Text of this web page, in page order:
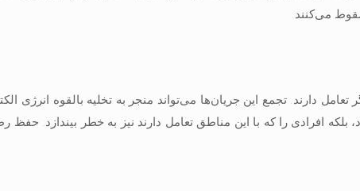
می‌کنند.
دارند. تجمع این جریان‌ها می‌تواند منجر به تخلیه بالقوه انرژی
افرادی را که با این مناطق تعامل دارند نیز به خطر بیندازد. حفظ